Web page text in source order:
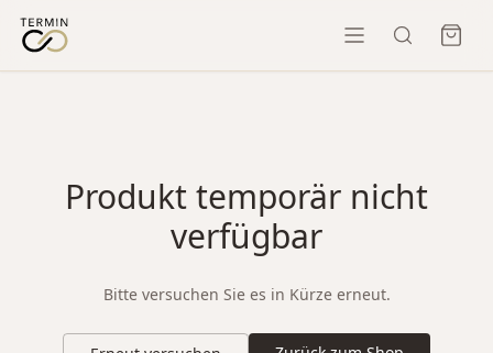
Produkt temporär nicht
verfügbar
Bitte versuchen Sie es in Kürze erneut.